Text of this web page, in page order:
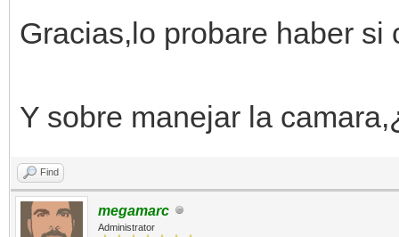
Gracias,lo probare haber
Y sobre manejar la
Find
megamarc
Administrator